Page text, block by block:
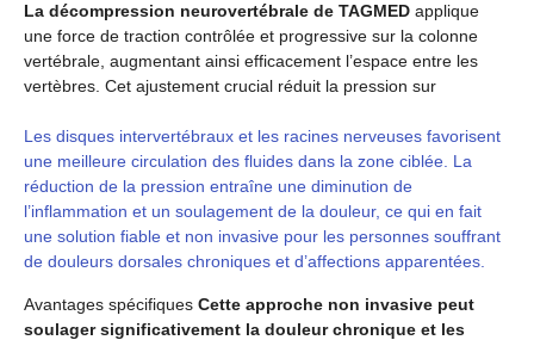
La décompression neurovertébrale de TAGMED applique
une force de traction contrôlée et progressive sur la colonne
vertébrale, augmentant ainsi efficacement l’espace entre les
vertèbres. Cet ajustement crucial réduit la pression sur
Les disques intervertébraux et les racines nerveuses favorisent
une meilleure circulation des fluides dans la zone ciblée. La
réduction de la pression entraîne une diminution de
l’inflammation et un soulagement de la douleur, ce qui en fait
une solution fiable et non invasive pour les personnes souffrant
de douleurs dorsales chroniques et d’affections apparentées.
Avantages spécifiques Cette approche non invasive peut
soulager significativement la douleur chronique et les